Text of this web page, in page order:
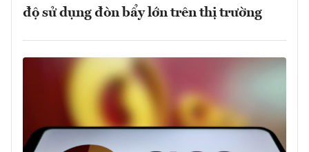
độ sử dụng đòn bẩy lớn trên thị trường